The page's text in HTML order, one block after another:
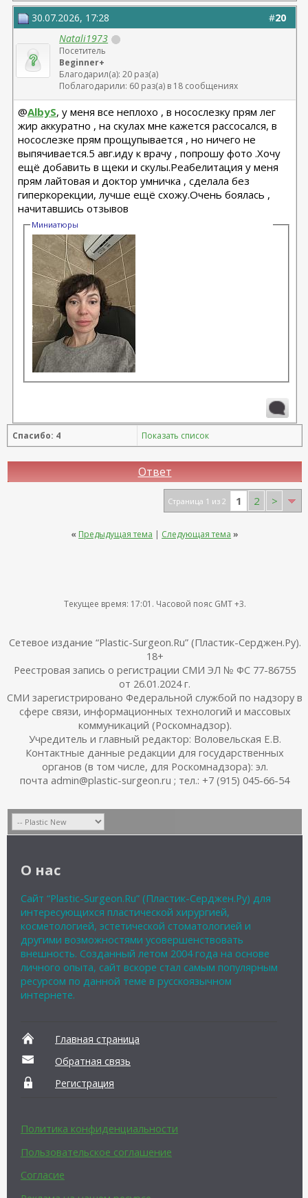
#20
30.07.2026, 17:28
Natali1973
Посетитель
Beginner+
Благодарил(а): 20 раз(а)
Поблагодарили: 60 раз(а) в 18 сообщениях
@AlbyS, у меня все неплохо , в носослезку прям лег
жир аккуратно , на скулах мне кажется рассосался, в
носослезке прям прощупывается , но ничего не
выпячивается.5 авг.иду к врачу , попрошу фото .Хочу
ещё добавить в щеки и скулы.Реабелитация у меня
прям лайтовая и доктор умничка , сделала без
гиперкорекции, лучше ещё схожу.Очень боялась ,
начитавшись отзывов
Миниатюры
Спасибо: 4 Показать список
Ответ
Страница 1 из 2 1 2 >
« Предыдущая тема | Следующая тема »
Текущее время: 17:01 . Часовой пояс GMT +3.
Сетевое издание “Plastic-Surgeon.Ru” (Пластик-Серджен.Ру).
18+
Реестровая запись о регистрации СМИ ЭЛ № ФС 77-86755
от 26.01.2024 г.
СМИ зарегистрировано Федеральной службой по надзору в
сфере связи, информационных технологий и массовых
коммуникаций (Роскомнадзор).
Учредитель и главный редактор: Воловельская Е.В.
Контактные данные редакции для государственных
органов (в том числе, для Роскомнадзора): эл.
почта admin@plastic-surgeon.ru ; тел.: +7 (915) 045-66-54
О нас
Сайт “Plastic-Surgeon.Ru” (Пластик-Серджен.Ру) для
интересующихся пластической хирургией,
косметологией, эстетической стоматологией и
другими возможностями усовершенствовать
внешность. Созданный летом 2004 года на основе
личного опыта, сайт вскоре стал самым популярным
ресурсом по данной теме в русскоязычном
интернете.
Главная страница
Обратная связь
Регистрация
Политика конфиденциальности
Пользовательское соглашение
Согласие